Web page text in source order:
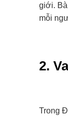
giới.
mỗi
2.
Trong